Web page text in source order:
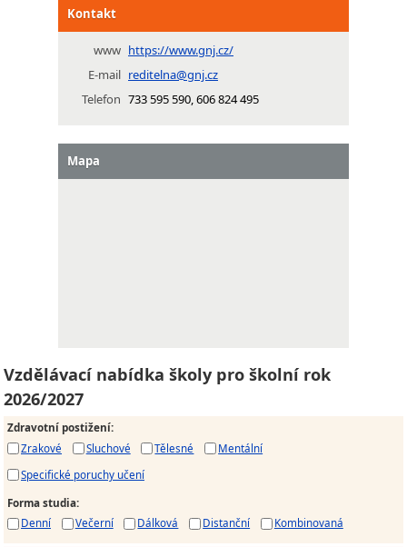
Kontakt
www https://www.gnj.cz/
E-mail reditelna@gnj.cz
Telefon 733 595 590, 606 824 495
Mapa
Vzdělávací nabídka školy pro školní rok
2026/2027
Zdravotní postižení:
Zrakové
Sluchové Tělesné
Mentální
Specifické poruchy učení
Forma studia:
Denní
Večerní Dálková Distanční Kombinovaná